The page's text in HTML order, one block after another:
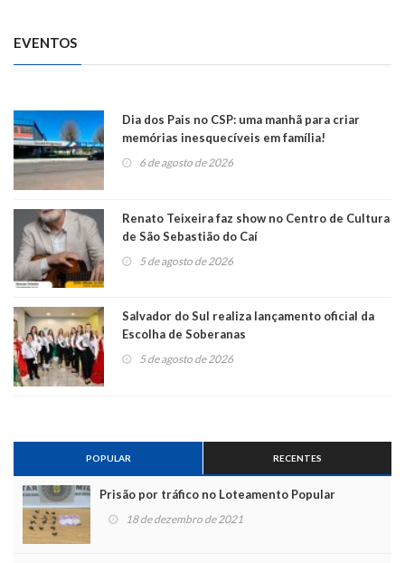
EVENTOS
Dia dos Pais no CSP: uma manhã para criar
memórias inesquecíveis em família!
6 de agosto de 2026
Renato Teixeira faz show no Centro de Cultura
de São Sebastião do Caí
5 de agosto de 2026
Salvador do Sul realiza lançamento oficial da
Escolha de Soberanas
5 de agosto de 2026
POPULAR RECENTES
Prisão por tráfico no Loteamento Popular
18 de dezembro de 2021